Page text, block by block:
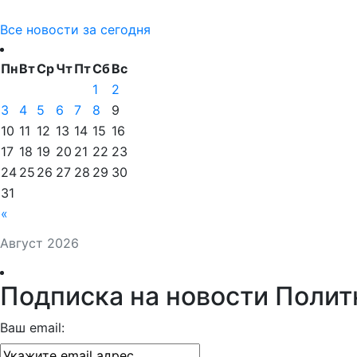
Все новости за сегодня
Август 2026
ПнВтСрЧтПтСбВс
«
1
2
3
4 5 6 7 8
9
10 11 12 13 14 15 16
17 18 19 20 21 22 23
24 25 26 27 28 29 30
31
Подписка на новости
Ваш email: